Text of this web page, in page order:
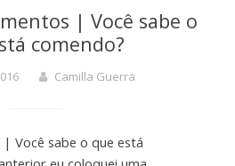
| Você sabe o
comendo?
Camilla Guerra
Você sabe o que está